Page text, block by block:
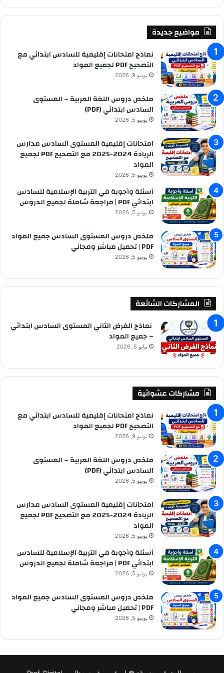
:
مواضيع جديدة
نماذج امتحانات إقليمية للسادس ابتدائي مع
التصحيح PDF لجميع المواد
يونيو 9, 2026
ملخص دروس اللغة العربية – المستوى
السادس ابتدائي (PDF)
يونيو 5, 2026
امتحانات إقليمية المستوى السادس مدارس
الريادة 2024-2025 مع التصحيح PDF لجميع
المواد
يونيو 5, 2026
أسئلة وأجوبة في التربية الإسلامية للسادس
ابتدائي PDF | مراجعة شاملة لجميع الدروس
يونيو 5, 2026
ملخص دروس المستوى السادس جميع المواد
PDF | تحميل مباشر ومجاني
يونيو 5, 2026
المشاركات الشائعة
نماذج الفرض الثاني المستوى السادس ابتدائي
– جميع المواد
مايو 5, 2026
مشاركات عشوائية
نماذج امتحانات إقليمية للسادس ابتدائي مع
التصحيح PDF لجميع المواد
يونيو 9, 2026
ملخص دروس اللغة العربية – المستوى
السادس ابتدائي (PDF)
يونيو 5, 2026
امتحانات إقليمية المستوى السادس مدارس
الريادة 2024-2025 مع التصحيح PDF لجميع
المواد
يونيو 5, 2026
أسئلة وأجوبة في التربية الإسلامية للسادس
ابتدائي PDF | مراجعة شاملة لجميع الدروس
يونيو 5, 2026
ملخص دروس المستوى السادس جميع المواد
PDF | تحميل مباشر ومجاني
يونيو 5, 2026